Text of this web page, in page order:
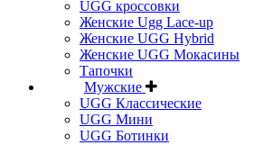
UGG кроссовки
Женские Ugg Lace-up
Женские UGG Hybrid
Женские UGG Мокасины
Тапочки
Мужские
UGG Классические
UGG Мини
UGG Ботинки